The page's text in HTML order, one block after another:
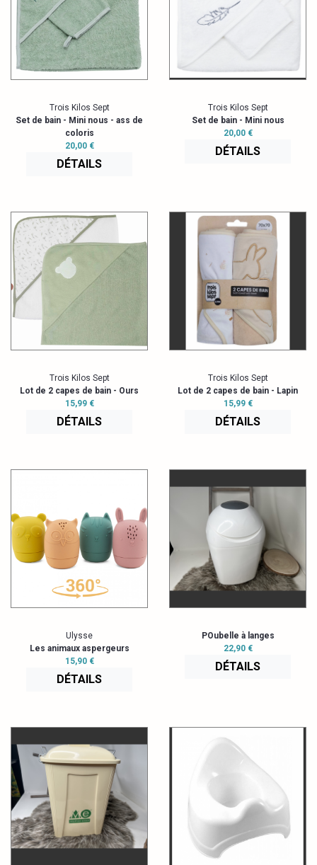
Trois Kilos Sept
Set de bain - Mini nous - ass de
coloris
20,00 €
DÉTAILS
Trois Kilos Sept
Set de bain - Mini nous
20,00 €
DÉTAILS
Trois Kilos Sept
Lot de 2 capes de bain - Ours
15,99 €
DÉTAILS
Trois Kilos Sept
Lot de 2 capes de bain - Lapin
15,99 €
DÉTAILS
Ulysse
Les animaux aspergeurs
15,90 €
DÉTAILS
POubelle à langes
22,90 €
DÉTAILS